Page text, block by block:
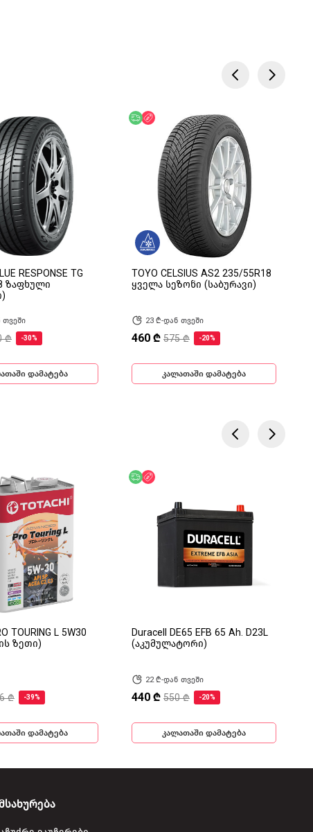
RESPONSE TG
ზაფხული
თვეში
₾ -30%
დამატება
უფასო მიწოდება
ფასდაკლება
TOYO CELSIUS AS2 235/55R18
ყველა სეზონი (საბურავი)
23 ₾-დან თვეში
460 ₾ 575 ₾ -20%
კალათაში დამატება
ონლაინ
TOURING L 5W30
ზეთი)
₾ -39%
დამატება
უფასო მიწოდება
Duracell DE65 EFB 65 Ah. D23L
(აკუმულატორი)
22 ₾-დან თვეში
440 ₾ 550 ₾ -20%
კალათაში დამატება